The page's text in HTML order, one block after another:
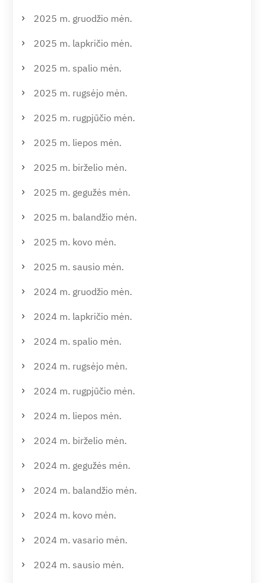
2025 m. gruodžio mėn.
2025 m. lapkričio mėn.
2025 m. spalio mėn.
2025 m. rugsėjo mėn.
2025 m. rugpjūčio mėn.
2025 m. liepos mėn.
2025 m. birželio mėn.
2025 m. gegužės mėn.
2025 m. balandžio mėn.
2025 m. kovo mėn.
2025 m. sausio mėn.
2024 m. gruodžio mėn.
2024 m. lapkričio mėn.
2024 m. spalio mėn.
2024 m. rugsėjo mėn.
2024 m. rugpjūčio mėn.
2024 m. liepos mėn.
2024 m. birželio mėn.
2024 m. gegužės mėn.
2024 m. balandžio mėn.
2024 m. kovo mėn.
2024 m. vasario mėn.
2024 m. sausio mėn.